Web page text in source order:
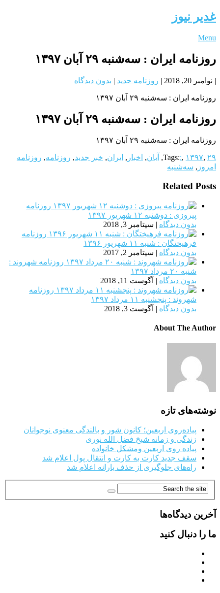
غدیر نیوز
Menu
روزنامه ایران : سه‌شنبه ۲۹ آبان ۱۳۹۷
| نوامبر 20, 2018 | روزنامه جدید | بدون دیدگاه
روزنامه ایران : سه‌شنبه ۲۹ آبان ۱۳۹۷
روزنامه ایران : سه‌شنبه ۲۹ آبان ۱۳۹۷
روزنامه ایران : سه‌شنبه ۲۹ آبان ۱۳۹۷
Tags::, ۱۳۹۷, ۲۹ , آبان, اخبار , ایران, خبر جدید, روزنامه, روزنامه
امروز , سه‌شنبه
Related Posts
روزنامه
پیروزی : دوشنبه ۱۲ شهريور ۱۳۹۷
بدون دیدگاه | سپتامبر 3, 2018
روزنامه
فرهیختگان : شنبه ۱۱ شهريور ۱۳۹۶
بدون دیدگاه | سپتامبر 2, 2017
روزنامه شهروند :
شنبه ۲۰ مرداد ۱۳۹۷
بدون دیدگاه | آگوست 11, 2018
روزنامه
شهروند : پنجشنبه ۱۱ مرداد ۱۳۹۷
بدون دیدگاه | آگوست 3, 2018
About The Author
نوشته‌های تازه
پیاده‌روی اربعین؛ کانون شور و بالندگی معنوی نوجوانان
زندگی و زمانه شیخ فضل الله نوری
پیاده روی اربعین ومشکل خانواده
سقف جدید کارت به کارت و انتقال پول اعلام شد
راه‌های جلوگیری از حذف یارانه اعلام شد
آخرین دیدگاه‌ها
ما را دنبال کنید